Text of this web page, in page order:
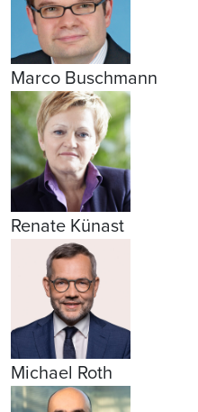
Marco Buschmann
Renate Künast
Michael Roth